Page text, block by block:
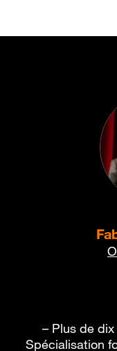
– Plus de
Spécialisation